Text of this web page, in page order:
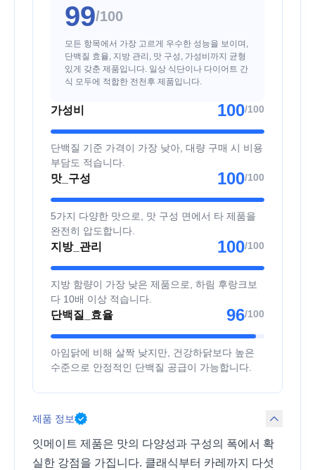
99/100
모든 항목에서 가장 고르게 우수한 성능을 보이며,
단백질 효율, 지방 관리, 맛 구성, 가성비까지 균형
있게 갖춘 제품입니다. 일상 식단이나 다이어트 간
식 모두에 적합한 전천후 제품입니다.
가성비 100/100
단백질 기준 가격이 가장 낮아, 대량 구매 시 비용
부담도 적습니다.
맛_구성 100/100
5가지 다양한 맛으로, 맛 구성 면에서 타 제품을
완전히 압도합니다.
지방_관리 100/100
지방 함량이 가장 낮은 제품으로, 하림 후랑크보
다 10배 이상 적습니다.
단백질_효율 96/100
아임닭에 비해 살짝 낮지만, 건강하닭보다 높은
수준으로 안정적인 단백질 공급이 가능합니다.
제품 정보
잇메이트 제품은 맛의 다양성과 구성의 폭에서 확
실한 강점을 가집니다. 클래식부터 카레까지 다섯